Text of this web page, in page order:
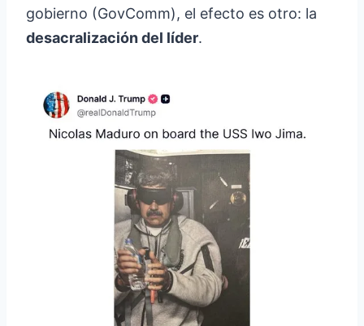
gobierno (GovComm), el efecto es otro: la
desacralización del líder.